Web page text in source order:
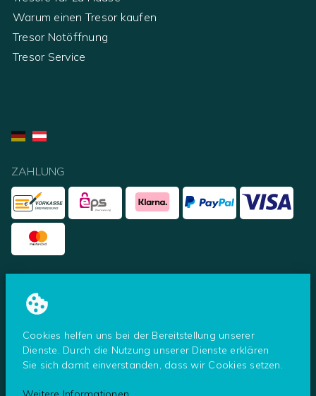
Cookies helfen uns bei der Bereitstellung unserer
Dienste. Durch die Nutzung unserer Dienste erklären
Sie sich damit einverstanden, dass wir Cookies setzen.
Warum einen Tresor kaufen
Tresor Notöffnung
Tresor Service
ZAHLUNG